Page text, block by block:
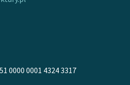
0000 0001 4324 3317